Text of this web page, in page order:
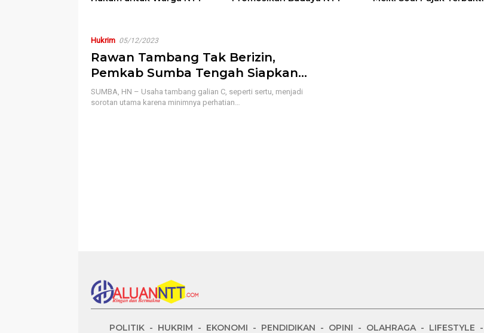
Hukrim 05/12/2023
Rawan Tambang Tak Berizin,
Pemkab Sumba Tengah Siapkan
Kebijakan Tegas
SUMBA, HN – Usaha tambang galian C, seperti sertu, menjadi
sorotan utama karena minimnya perhatian…
POLITIK HUKRIM EKONOMI PENDIDIKAN OPINI OLAHRAGA LIFESTYLE